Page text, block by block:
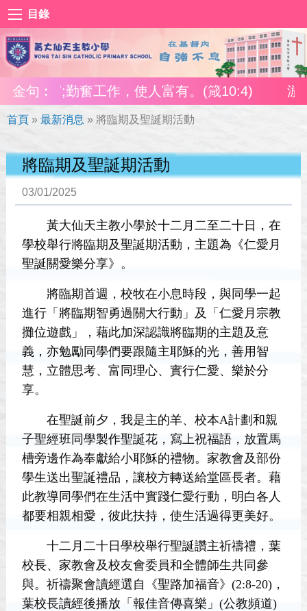
目錄
金句︰
貧窮;勤奮工作，使人富有。(箴10:4) 游手
首頁 » 最新消息 » 將臨期及聖誕期活動
將臨期及聖誕期活動
03/01/2025
黃大仙天主教小學於十二月二至二十日，在
學校舉行將臨期及聖誕期活動，主題為《仁愛月
聖誕關愛樂分享》。
將臨期首週，校牧在小息時段，與同學一起
進行「將臨期智勇過關大行動」及「仁愛月宗教
攤位遊戲」，藉此加深認識將臨期的主題及意
義，亦勉勵同學們要跟隨主耶穌的光，善用智
慧，立體思考、富同理心、實行仁愛、樂於分
享。
在聖誕前夕，我是主的羊、校本A計劃和親
子聖經班同學製作聖誕花，寫上祝福語，放置馬
槽旁邊作為奉獻給小耶穌的禮物。家教會及部份
學生送出聖誕禮品，讓校方轉送給堂區長者。藉
此教導同學們在生活中實踐仁愛行動，明白各人
都要相親相愛，彼此扶持，使生活過得更美好。
十二月二十日學校舉行聖誕讚主祈禱禮，葉
校長、家教會及校友會委員和全體師生共同參
與。祈禱聚會讀經選自《聖路加福音》(2:8-20)，
葉校長讀經後播放「報佳音傳喜樂」(公教頻道)